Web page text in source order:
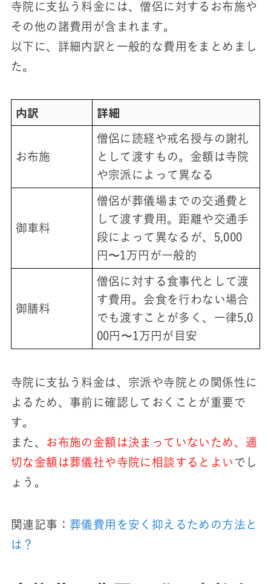
寺院に支払う料金には、僧侶に対するお布施や
その他の諸費用が含まれます。
以下に、詳細内訳と一般的な費用をまとめまし
た。
内訳 詳細
お布施
僧侶に読経や戒名授与の謝礼
として渡すもの。金額は寺院
や宗派によって異なる
御車料
僧侶が葬儀場までの交通費と
して渡す費用。距離や交通手
段によって異なるが、5,000
円〜1万円が一般的
御膳料
僧侶に対する食事代として渡
す費用。会食を行わない場合
でも渡すことが多く、一律5,0
00円〜1万円が目安
寺院に支払う料金は、宗派や寺院との関係性に
よるため、事前に確認しておくことが重要で
す。
また、 お布施の金額は決まっていないため、適
切な金額は葬儀社や寺院に相談するとよい でし
ょう。
関連記事： 葬儀費用を安く抑えるための方法と
は？